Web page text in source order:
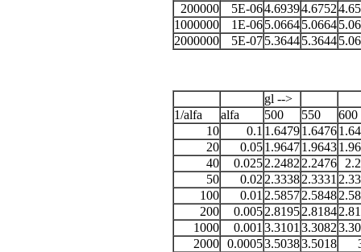
200000
5E-064.69394.6752
1000000
1E-06 5.0664 5.0664
2000000
5E-07 5.3644 5.3644
gl -->
1/alfa
alfa 500 550
600
10
0.1 1.6479 1.6476
20
0.05 1.9647 1.9643
40
0.025 2.2482 2.2476
50
0.02 2.3338 2.3331
100
0.01 2.5857 2.5848
200
0.005 2.8195 2.8184
1000
0.001 3.3101 3.3082
2000
0.00053.50383.5018